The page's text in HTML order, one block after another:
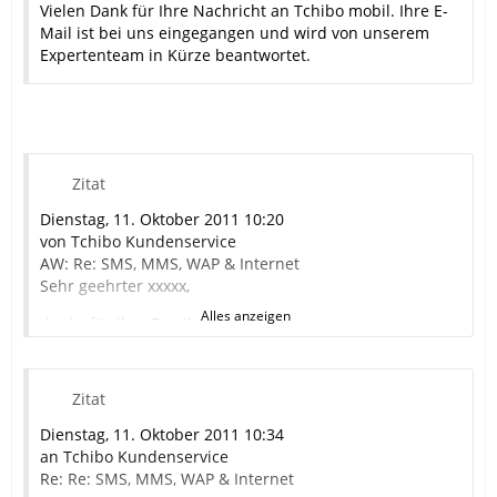
xxxx
Vielen Dank für Ihre Nachricht an Tchibo mobil. Ihre E-
Mail ist bei uns eingegangen und wird von unserem
Expertenteam in Kürze beantwortet.
Zitat
Dienstag, 11. Oktober 2011 10:20
von Tchibo Kundenservice
AW: Re: SMS, MMS, WAP & Internet
Sehr geehrter xxxxx,
danke für Ihre Email.
bereits informiert kann es diesbezüglich zu
Einschränkungen kommen u.a. auch das sich keine
Seite mehr aufbauen läßt.
Sie können die Surfgeschwindigkeit wieder erreichen
indem sie eine neue Flaterate buchen, bitte melden sie
Alles anzeigen
Zitat
Dienstag, 11. Oktober 2011 10:34
an Tchibo Kundenservice
Re: Re: SMS, MMS, WAP & Internet